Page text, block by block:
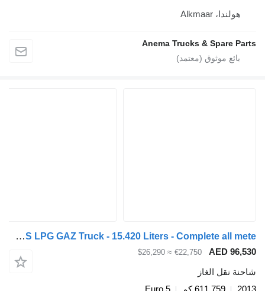
هولندا، Alkmaar
Anema Trucks & Spare
MAN TGM 18.250 GAS LPG GAZ Truck - 15.420 Liters - Complete all mete
AED
€22,750
≈ $26,290
نقل الغاز